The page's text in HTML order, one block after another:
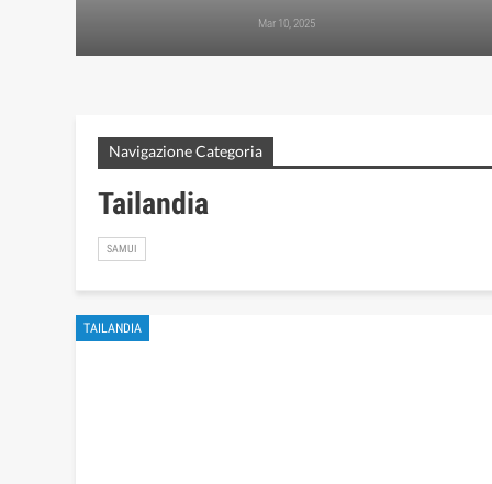
Mar 10, 2025
Navigazione Categoria
Tailandia
SAMUI
TAILANDIA